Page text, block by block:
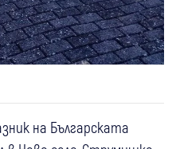
на Българската